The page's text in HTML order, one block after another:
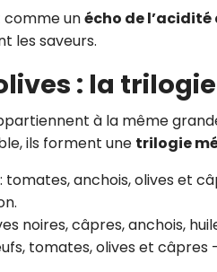
comme unécho de l’acidité
les saveurs.
: la
à la même
ils forment une trilogie
: tomates, anchois, olives et
noires, câpres, anchois,
tomates, olives et